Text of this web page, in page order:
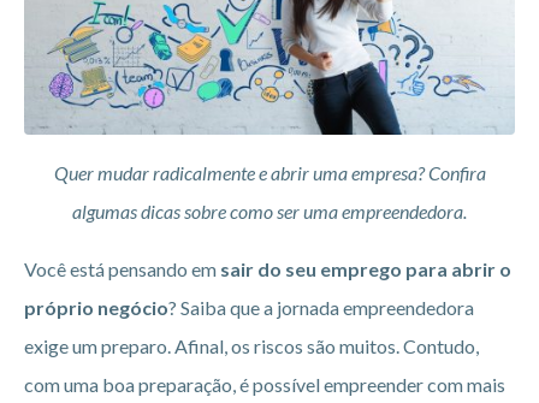
Quer mudar radicalmente e abrir uma empresa? Confira
algumas dicas sobre como ser uma empreendedora.
Você está pensando em sair do seu emprego para abrir o
próprio negócio? Saiba que a jornada empreendedora
exige um preparo. Afinal, os riscos são muitos. Contudo,
com uma boa preparação, é possível empreender com mais